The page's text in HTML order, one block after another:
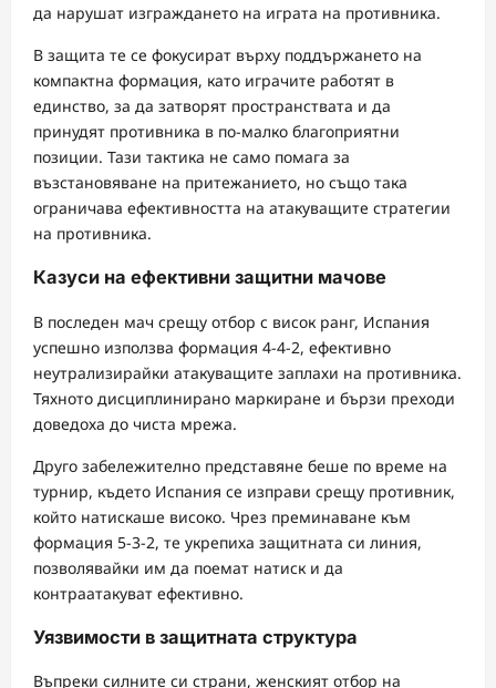
да нарушат изграждането на играта на противника.
В защита те се фокусират върху поддържането на
компактна формация, като играчите работят в
единство, за да затворят пространствата и да
принудят противника в по-малко благоприятни
позиции. Тази тактика не само помага за
възстановяване на притежанието, но също така
ограничава ефективността на атакуващите стратегии
на противника.
Казуси на ефективни защитни мачове
В последен мач срещу отбор с висок ранг, Испания
успешно използва формация 4-4-2, ефективно
неутрализирайки атакуващите заплахи на противника.
Тяхното дисциплинирано маркиране и бързи преходи
доведоха до чиста мрежа.
Друго забележително представяне беше по време на
турнир, където Испания се изправи срещу противник,
който натискаше високо. Чрез преминаване към
формация 5-3-2, те укрепиха защитната си линия,
позволявайки им да поемат натиск и да
контраатакуват ефективно.
Уязвимости в защитната структура
Въпреки силните си страни, женският отбор на